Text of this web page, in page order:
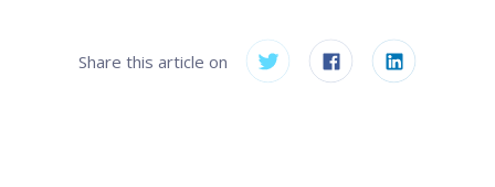
Share this article on